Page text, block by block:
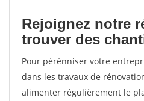
Rejoignez notre
trouver des
Pour pérénniser votre
dans les travaux de
alimenter régulièrement le